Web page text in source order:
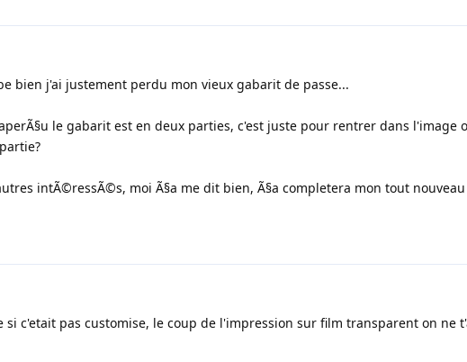
bien j'ai justement perdu mon vieux gabarit de passe...
le gabarit est en deux parties, c'est juste pour rentrer dans l'image
intÃ©ressÃ©s, moi Ã§a me dit bien, Ã§a completera mon tout
si c'etait pas customise, le coup de l'impression sur film transparent on ne